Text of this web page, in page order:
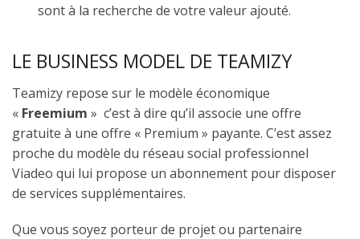
sont à la recherche de votre valeur ajouté.
LE BUSINESS MODEL DE TEAMIZY
Teamizy repose sur le modèle économique
« Freemium » c’est à dire qu’il associe une offre
gratuite à une offre « Premium » payante. C’est assez
proche du modèle du réseau social professionnel
Viadeo qui lui propose un abonnement pour disposer
de services supplémentaires.
Que vous soyez porteur de projet ou partenaire